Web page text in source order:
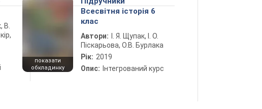
В.
показати
обкладинку
Всесвітня історія 6
клас
Автори:
І. Я. Щупак, І. О.
Піскарьова, О.В. Бурлака
Рік: 2019
Опис: Інтегрований курс